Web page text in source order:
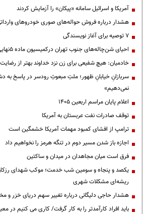
آمریکا و اسرائیل سامانه «پیکان» را آزمایش کردند
هشدار درباره فروش حواله‌های صوری خودروهای
۷ توصیه برای آغاز نویسندگی
احیای شن‌چاله‌های جنوب تهران درکمیسیون ماده ۵نهایی شد
خادمیان: هیچ شفیعی برای زن نزد خداوند بهتر از
سربازانِ خیابانِ ظهور؛ ملتِ مبعوثِ رودسر در پاسخ به
نمی‌دهیم»
اعلام پایان مراسم اربعین ۱۴۰۵
توقف صادرات نفت عربستان به آمریکا
ترامپ از افشای کمبود مهمات آمریکا خشمگین است
اجازه باز شدن مسیر دوم در تنگه هرمز را نخواهیم داد
فرق است میان مجاهدان در میدان و ساکتین
یکصد و پنجاه و سومین شب خدمت؛ موکب شهدای
ریشه‌ای مشکلات شهری
هشدار حاجی دلیگانی درباره تغییر سهم دریای خزر و
باید افراد کارآمدتر را به کار گرفت/ کاری می کنیم